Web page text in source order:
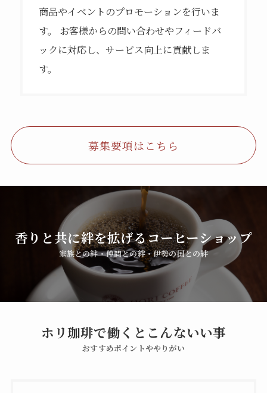
商品やイベントのプロモーションを行いま
す。 お客様からの問い合わせやフィードバ
ックに対応し、サービス向上に貢献しま
す。
募集要項はこちら
香りと共に絆を拡げるコーヒーショップ
家族との絆・仲間との絆・伊勢の国との絆
ホリ珈琲で働くとこんないい事
おすすめポイントややりがい